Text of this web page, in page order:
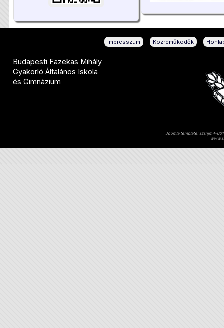
Impresszum Közreműködők
Budapesti Fazekas Mihály
Gyakorló Általános Iskola
és Gimnázium
Joomla template: szsnjm4-